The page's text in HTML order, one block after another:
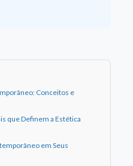
Conceitos e
que Definem a Estética
em Seus